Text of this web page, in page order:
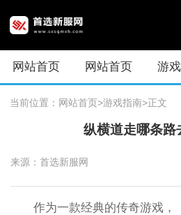
网站首页 网站首页 游
当前位置： 网站首页>游戏指南>正文
纵横道走哪条路
来源：首选新服网
作为一款经典的传奇游戏，